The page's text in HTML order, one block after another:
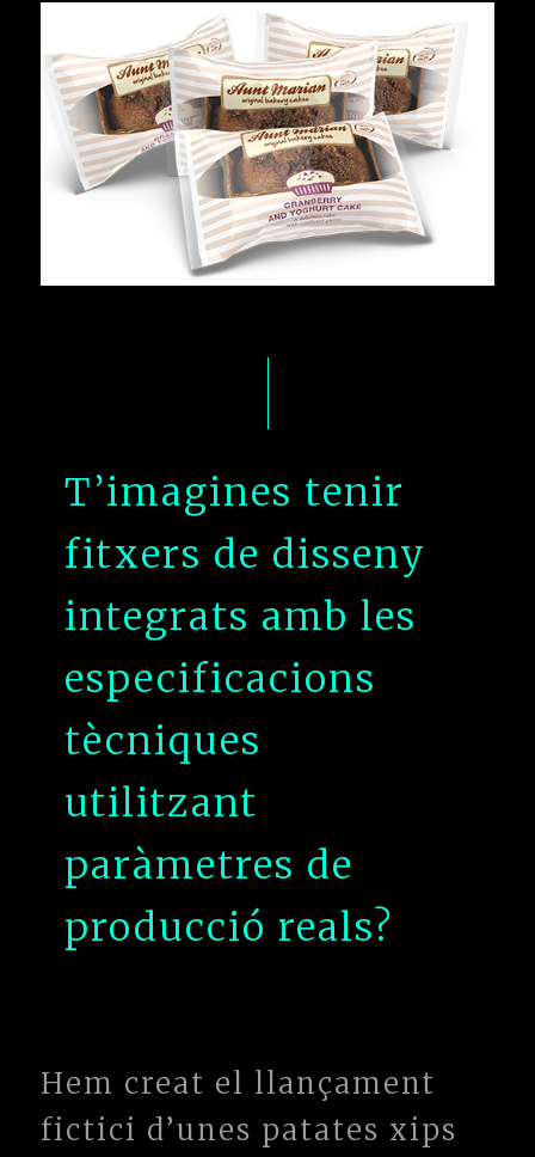
Pack Shots
T’imagines tenir
fitxers de disseny
integrats amb les
especificacions
tècniques
utilitzant
paràmetres de
producció reals?
Hem creat el llançament
fictici d’unes patates xips